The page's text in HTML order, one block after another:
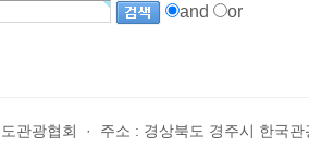
and
or
관광협회 · 주소 : 경상북도 경주시 한국